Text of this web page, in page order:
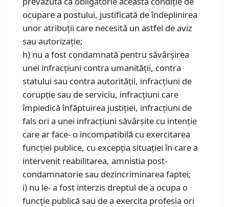
ocupare a postului, justificată de îndeplinirea
unor atribuţii care necesită un astfel de aviz
sau autorizaţie;
h) nu a fost condamnată pentru săvârşirea
unei infracţiuni contra umanităţii, contra
statului sau contra autorităţii, infracţiuni de
corupţie sau de serviciu, infracţiuni care
împiedică înfăptuirea justiţiei, infracţiuni de
fals ori a unei infracţiuni săvârşite cu intenţie
care ar face- o incompatibilă cu exercitarea
funcţiei publice, cu excepţia situaţiei în care a
intervenit reabilitarea, amnistia post-
condamnatorie sau dezincriminarea faptei;
i) nu le- a fost interzis dreptul de a ocupa o
funcţie publică sau de a exercita profesia ori